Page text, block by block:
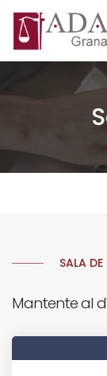
SALA DE
Mantente al